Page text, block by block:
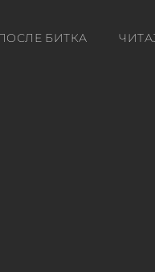
БИТКА